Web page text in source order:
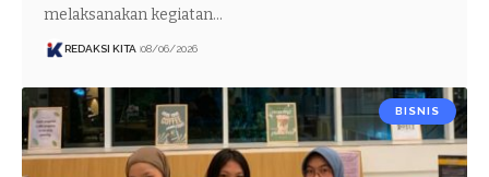
melaksanakan kegiatan…
REDAKSI KITA 08/06/2026
BISNIS